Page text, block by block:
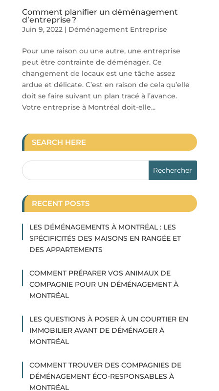
Comment planifier un déménagement
d’entreprise ?
Juin 9, 2022 | Déménagement Entreprise
Pour une raison ou une autre, une entreprise
peut être contrainte de déménager. Ce
changement de locaux est une tâche assez
ardue et délicate. C’est en raison de cela qu’elle
doit se faire suivant un plan tracé à l’avance.
Votre entreprise à Montréal doit-elle...
SEARCH HERE
RECENT POSTS
LES DÉMÉNAGEMENTS À MONTRÉAL : LES
SPÉCIFICITÉS DES MAISONS EN RANGÉE ET
DES APPARTEMENTS
COMMENT PRÉPARER VOS ANIMAUX DE
COMPAGNIE POUR UN DÉMÉNAGEMENT À
MONTRÉAL
LES QUESTIONS À POSER À UN COURTIER EN
IMMOBILIER AVANT DE DÉMÉNAGER À
MONTRÉAL
COMMENT TROUVER DES COMPAGNIES DE
DÉMÉNAGEMENT ÉCO-RESPONSABLES À
MONTRÉAL